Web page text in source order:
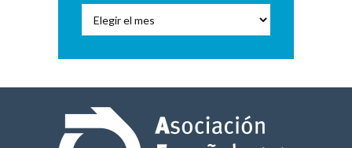
Audiovisual